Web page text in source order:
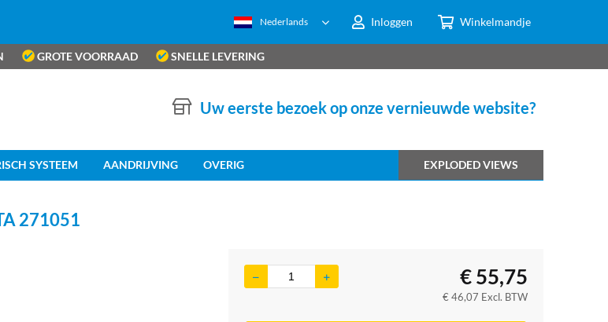
Inloggen Winkelmandje
Nederlands
GROTE VOORRAAD SNELLE LEVERING
Uw eerste bezoek op onze vernieuwde website?
SYSTEEM AANDRIJVING OVERIG EXPLODED VIEWS
271051
€55,75
€46,07 Excl. BTW